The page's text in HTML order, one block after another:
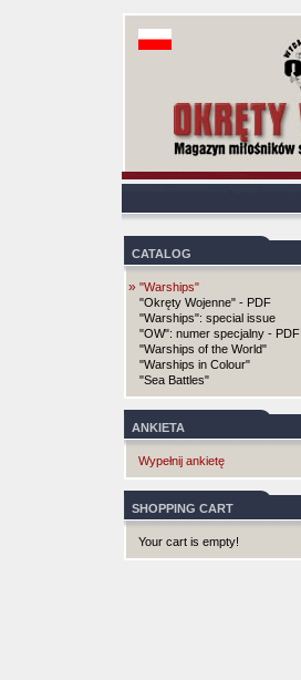
CATALOG
» "Warships"
"Okręty Wojenne" - PDF
"Warships": special issue
"OW": numer specjalny - PDF
"Warships of the World"
"Warships in Colour"
"Sea Battles"
ANKIETA
Wypełnij ankietę
SHOPPING CART
Your cart is empty!